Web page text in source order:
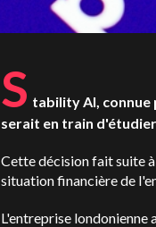
S tability AI,
serait en train
Cette décision fait suite
situation financière de
L'entreprise londonienne